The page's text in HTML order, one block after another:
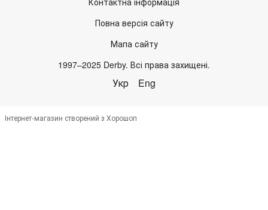
Повна версія сайту
Мапа сайту
1997–2025 Derby. Всі права захищені.
Укр Eng
Інтернет-магазин створений з Хорошоп